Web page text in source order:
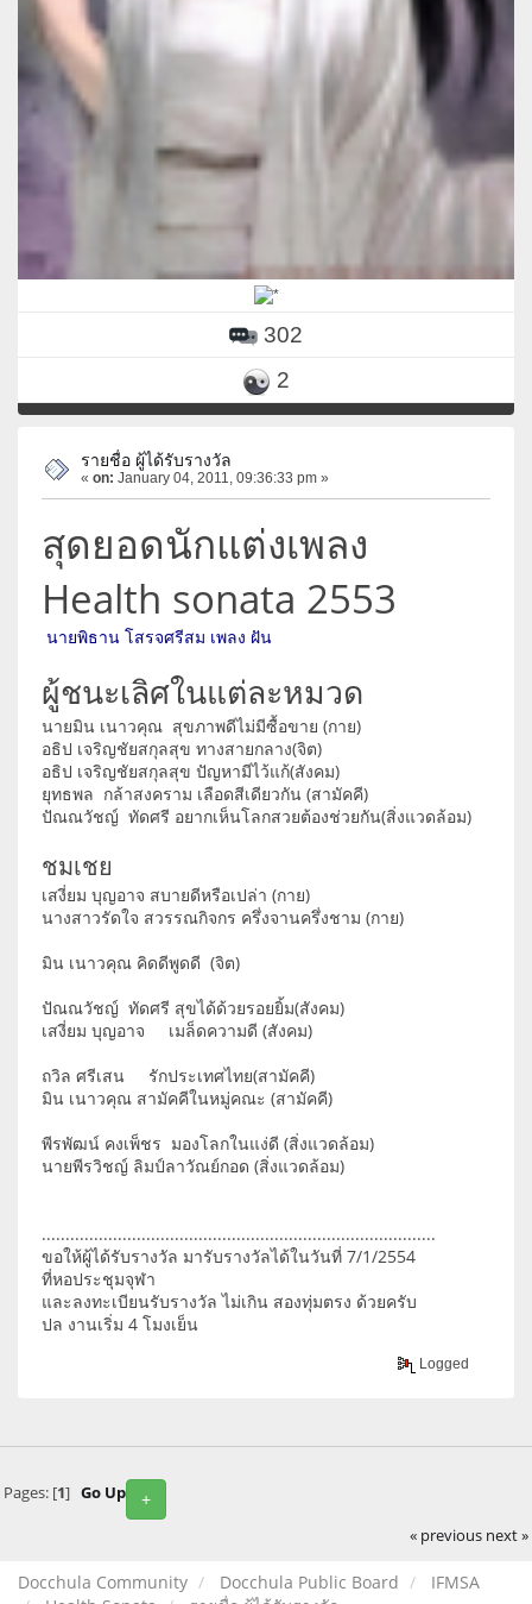
302
2
รายชื่อ ผู้ได้รับรางวัล
« on: January 04, 2011, 09:36:33 pm »
สุดยอดนักแต่งเพลง
Health sonata 2553
นายพิธาน โสรจศรีสม เพลง ฝัน
ผู้ชนะเลิศในแต่ละหมวด
นายมิน เนาวคุณ สุขภาพดีไม่มีซื้อขาย (กาย)
อธิป เจริญชัยสกุลสุข ทางสายกลาง(จิต)
อธิป เจริญชัยสกุลสุข ปัญหามีไว้แก้(สังคม)
ยุทธพล กล้าสงคราม เลือดสีเดียวกัน (สามัคคี)
ปัณณวัชญ์ ทัดศรี อยากเห็นโลกสวยต้องช่วยกัน(สิ่งแวดล้อม)
ชมเชย
เสงี่ยม บุญอาจ สบายดีหรือเปล่า (กาย)
นางสาวรัดใจ สวรรณกิจกร ครึ่งจานครึ่งชาม (กาย)
มิน เนาวคุณ คิดดีพูดดี (จิต)
ปัณณวัชญ์ ทัดศรี สุขได้ด้วยรอยยิ้ม(สังคม)
เสงี่ยม บุญอาจ เมล็ดความดี (สังคม)
ถวิล ศรีเสน รักประเทศไทย(สามัคคี)
มิน เนาวคุณ สามัคคีในหมู่คณะ (สามัคคี)
พีรพัฒน์ คงเพ็ชร มองโลกในแง่ดี (สิ่งแวดล้อม)
นายพีรวิชญ์ ลิมป์ลาวัณย์กอด (สิ่งแวดล้อม)
...................................................................................
ขอให้ผู้ได้รับรางวัล มารับรางวัลได้ในวันที่ 7/1/2554
ที่หอประชุมจุฬา
และลงทะเบียนรับรางวัล ไม่เกิน สองทุ่มตรง ด้วยครับ
ปล งานเริ่ม 4 โมงเย็น
Logged
+
Pages: [1] Go Up
« previous next »
Docchula Community Docchula Public Board
IFMSA